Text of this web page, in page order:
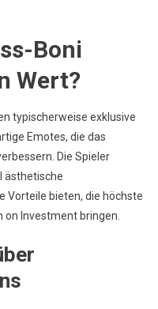
Boni
Wert?
typischerweise exklusive
Emotes, die das
Die Spieler
ästhetische
Vorteile bieten, die höchste
Investment bringen.